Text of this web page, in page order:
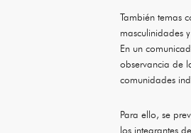
También temas
masculinidades
En un
observancia de
comunidades
Para ello, se